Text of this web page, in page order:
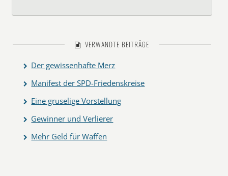
VERWANDTE BEITRÄGE
Der gewissenhafte Merz
Manifest der SPD-Friedenskreise
Eine gruselige Vorstellung
Gewinner und Verlierer
Mehr Geld für Waffen